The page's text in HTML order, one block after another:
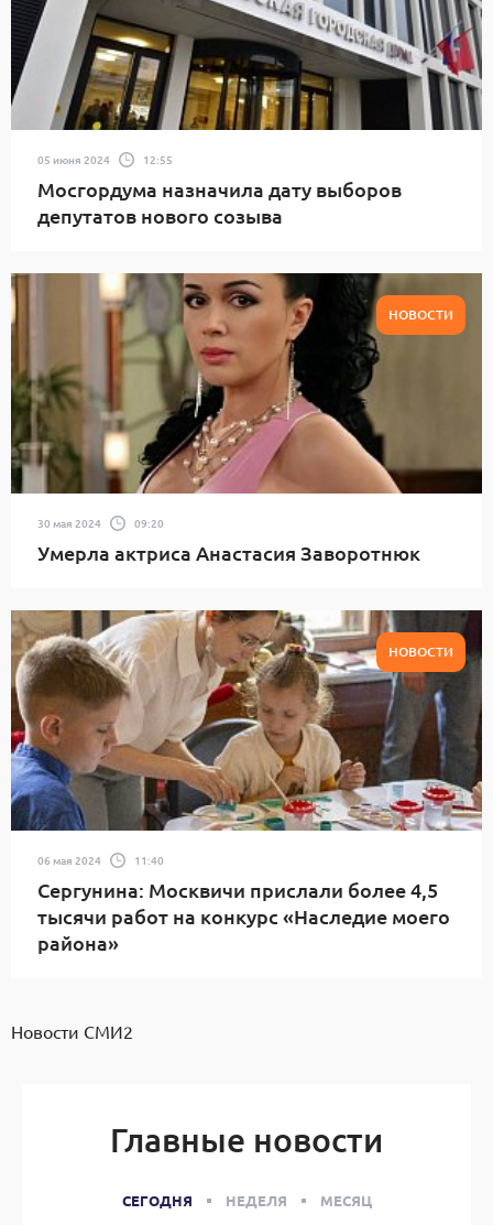
05 июня 2024 12:55
Мосгордума назначила дату выборов
депутатов нового созыва
НОВОСТИ
30 мая 2024 09:20
Умерла актриса Анастасия Заворотнюк
НОВОСТИ
06 мая 2024 11:40
Сергунина: Москвичи прислали более 4,5
тысячи работ на конкурс «Наследие моего
района»
Новости СМИ2
Главные новости
СЕГОДНЯ НЕДЕЛЯ МЕСЯЦ